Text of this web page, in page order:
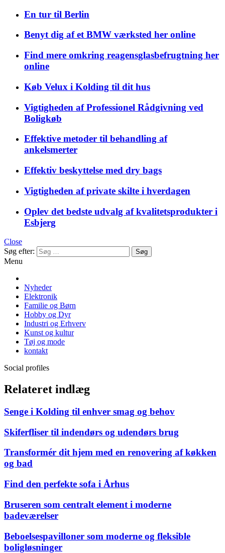
En tur til Berlin
Benyt dig af et BMW værksted her online
Find mere omkring reagensglasbefrugtning her
online
Køb Velux i Kolding til dit hus
Vigtigheden af Professionel Rådgivning ved
Boligkøb
Effektive metoder til behandling af
ankelsmerter
Effektiv beskyttelse med dry bags
Vigtigheden af private skilte i hverdagen
Oplev det bedste udvalg af kvalitetsprodukter i
Esbjerg
Close
Søg efter:
Menu
Nyheder
Elektronik
Familie og Børn
Hobby og Dyr
Industri og Erhverv
Kunst og kultur
Tøj og mode
kontakt
Social profiles
Relateret indlæg
Senge i Kolding til enhver smag og behov
Skiferfliser til indendørs og udendørs brug
Transformér dit hjem med en renovering af køkken
og bad
Find den perfekte sofa i Århus
Bruseren som centralt element i moderne
badeværelser
Beboelsespavilloner som moderne og fleksible
boligløsninger